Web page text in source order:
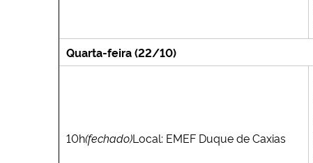
Quarta-feira (22/10)
10h(fechado)Local: EMEF Duque de Caxias